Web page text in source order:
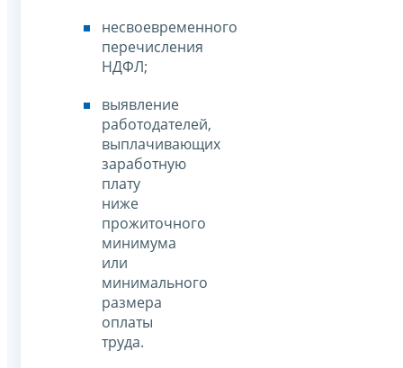
несвоевременного
перечисления
НДФЛ;
выявление
работодателей,
выплачивающих
заработную
плату
ниже
прожиточного
минимума
или
минимального
размера
оплаты
труда.